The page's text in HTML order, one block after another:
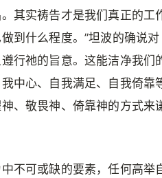
其实祷告才是我们真正的工
到什么程度。”坦波的确说对
行祂的旨意。这能洁净我们
中心、自我满足、自我倚靠
、敬畏神、倚靠神的方式来
不可或缺的要素，任何高举